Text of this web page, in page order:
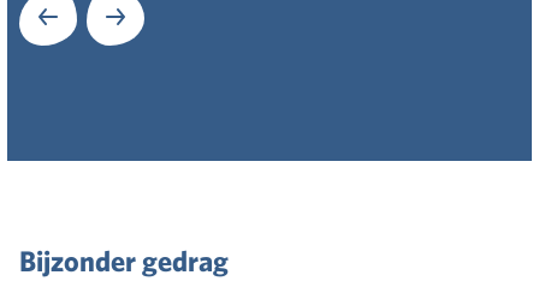
Volgende
Bijzonder gedrag